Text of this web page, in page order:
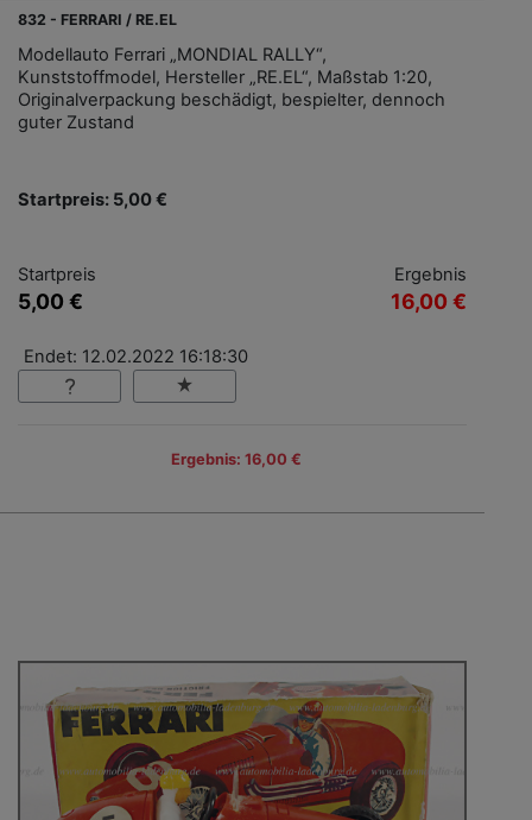
832 - FERRARI / RE.EL
Modellauto Ferrari „MONDIAL RALLY“,
Kunststoffmodel, Hersteller „RE.EL“, Maßstab 1:20,
Originalverpackung beschädigt, bespielter, dennoch
guter Zustand
Startpreis: 5,00 €
Startpreis
5,00 €
Ergebnis
16,00 €
Endet: 12.02.2022 16:18:30
Ergebnis: 16,00 €